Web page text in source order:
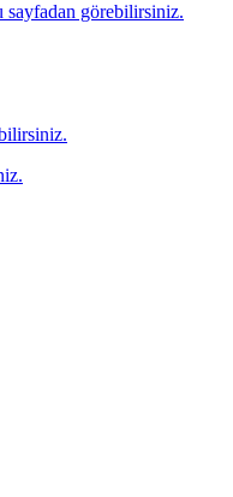
sayfadan görebilirsiniz.